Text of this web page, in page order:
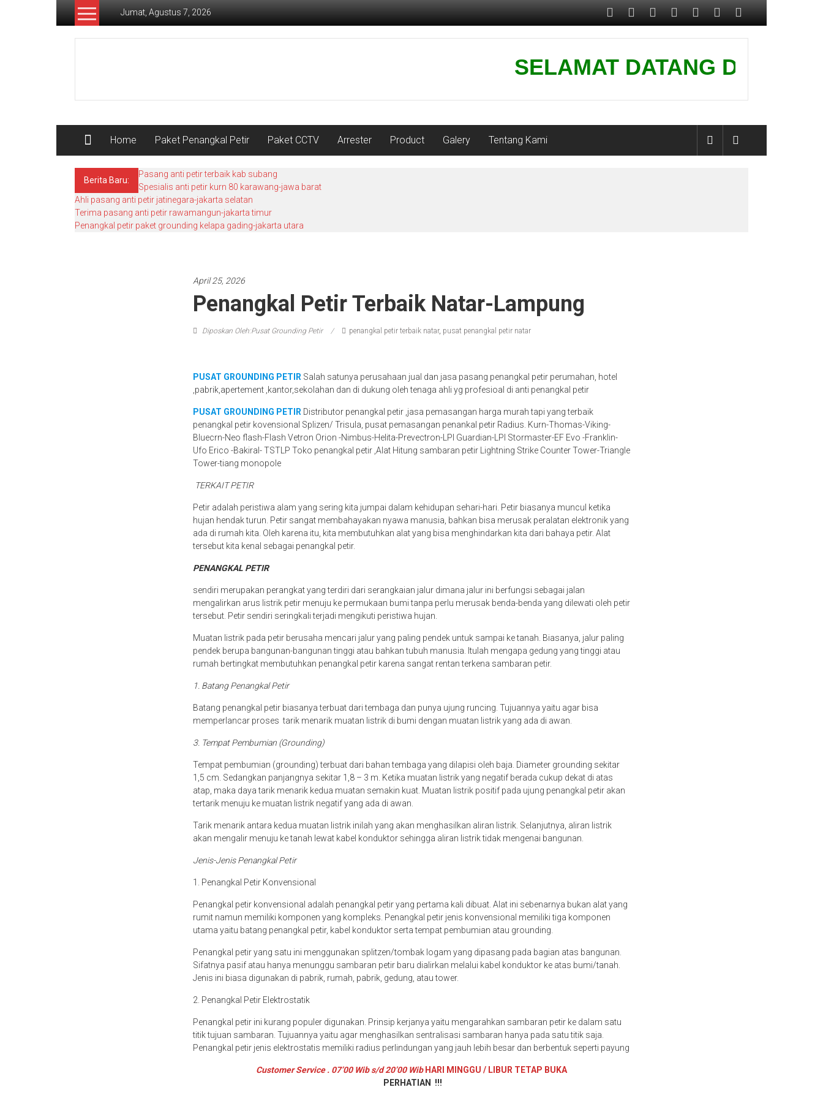
Lompat
Jumat, Agustus 7, 2026
Petir
SELAMAT DATANG DI
Home Paket Penangkal Petir Paket CCTV Arrester Product Galery Tentang Kami
Berita Baru:
Pasang anti petir terbaik kab subang
Spesialis anti petir kurn 80 karawang-jawa barat
Ahli pasang anti petir jatinegara-jakarta selatan
Terima pasang anti petir rawamangun-jakarta timur
Penangkal petir paket grounding kelapa gading-jakarta utara
April 25, 2026
Penangkal Petir Terbaik Natar-Lampung
Diposkan Oleh:Pusat Grounding Petir penangkal petir terbaik natar, pusat penangkal petir natar
PUSAT GROUNDING PETIR Salah satunya perusahaan jual dan jasa pasang penangkal petir perumahan, hotel
,pabrik,apertement ,kantor,sekolahan dan di dukung oleh tenaga ahli yg profesioal di anti penangkal petir
PUSAT GROUNDING PETIR Distributor penangkal petir ,jasa pemasangan harga murah tapi yang terbaik
penangkal petir kovensional Splizen/ Trisula, pusat pemasangan penankal petir Radius. Kurn-Thomas-Viking-
Bluecrn-Neo flash-Flash Vetron Orion -Nimbus-Helita-Prevectron-LPI Guardian-LPI Stormaster-EF Evo -Franklin-
Ufo Erico -Bakiral- TSTLP Toko penangkal petir ,Alat Hitung sambaran petir Lightning Strike Counter Tower-Triangle
Tower-tiang monopole
TERKAIT PETIR
Petir adalah peristiwa alam yang sering kita jumpai dalam kehidupan sehari-hari. Petir biasanya muncul ketika
hujan hendak turun. Petir sangat membahayakan nyawa manusia, bahkan bisa merusak peralatan elektronik yang
ada di rumah kita. Oleh karena itu, kita membutuhkan alat yang bisa menghindarkan kita dari bahaya petir. Alat
tersebut kita kenal sebagai penangkal petir.
PENANGKAL PETIR
sendiri merupakan perangkat yang terdiri dari serangkaian jalur dimana jalur ini berfungsi sebagai jalan
mengalirkan arus listrik petir menuju ke permukaan bumi tanpa perlu merusak benda-benda yang dilewati oleh petir
tersebut. Petir sendiri seringkali terjadi mengikuti peristiwa hujan.
Muatan listrik pada petir berusaha mencari jalur yang paling pendek untuk sampai ke tanah. Biasanya, jalur paling
pendek berupa bangunan-bangunan tinggi atau bahkan tubuh manusia. Itulah mengapa gedung yang tinggi atau
rumah bertingkat membutuhkan penangkal petir karena sangat rentan terkena sambaran petir.
1. Batang Penangkal Petir
Batang penangkal petir biasanya terbuat dari tembaga dan punya ujung runcing. Tujuannya yaitu agar bisa
memperlancar proses tarik menarik muatan listrik di bumi dengan muatan listrik yang ada di awan.
3. Tempat Pembumian (Grounding)
Tempat pembumian (grounding) terbuat dari bahan tembaga yang dilapisi oleh baja. Diameter grounding sekitar
1,5 cm. Sedangkan panjangnya sekitar 1,8 – 3 m. Ketika muatan listrik yang negatif berada cukup dekat di atas
atap, maka daya tarik menarik kedua muatan semakin kuat. Muatan listrik positif pada ujung penangkal petir akan
tertarik menuju ke muatan listrik negatif yang ada di awan.
Tarik menarik antara kedua muatan listrik inilah yang akan menghasilkan aliran listrik. Selanjutnya, aliran listrik
akan mengalir menuju ke tanah lewat kabel konduktor sehingga aliran listrik tidak mengenai bangunan.
Jenis-Jenis Penangkal Petir
1. Penangkal Petir Konvensional
Penangkal petir konvensional adalah penangkal petir yang pertama kali dibuat. Alat ini sebenarnya bukan alat yang
rumit namun memiliki komponen yang kompleks. Penangkal petir jenis konvensional memiliki tiga komponen
utama yaitu batang penangkal petir, kabel konduktor serta tempat pembumian atau grounding.
Penangkal petir yang satu ini menggunakan splitzen/tombak logam yang dipasang pada bagian atas bangunan.
Sifatnya pasif atau hanya menunggu sambaran petir baru dialirkan melalui kabel konduktor ke atas bumi/tanah.
Jenis ini biasa digunakan di pabrik, rumah, pabrik, gedung, atau tower.
2. Penangkal Petir Elektrostatik
Penangkal petir ini kurang populer digunakan. Prinsip kerjanya yaitu mengarahkan sambaran petir ke dalam satu
titik tujuan sambaran. Tujuannya yaitu agar menghasilkan sentralisasi sambaran hanya pada satu titik saja.
Penangkal petir jenis elektrostatis memiliki radius perlindungan yang jauh lebih besar dan berbentuk seperti payung
Customer Service . 07’00 Wib s/d 20’00 WibHARI MINGGU / LIBUR TETAP BUKA
PERHATIAN !!!